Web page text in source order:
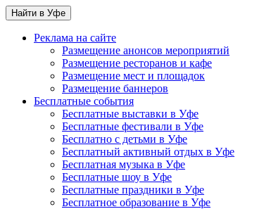
Найти в Уфе
Реклама на сайте
Размещение анонсов мероприятий
Размещение ресторанов и кафе
Размещение мест и площадок
Размещение баннеров
Бесплатные события
Бесплатные выставки в Уфе
Бесплатные фестивали в Уфе
Бесплатно с детьми в Уфе
Бесплатный активный отдых в Уфе
Бесплатная музыка в Уфе
Бесплатные шоу в Уфе
Бесплатные праздники в Уфе
Бесплатное образование в Уфе